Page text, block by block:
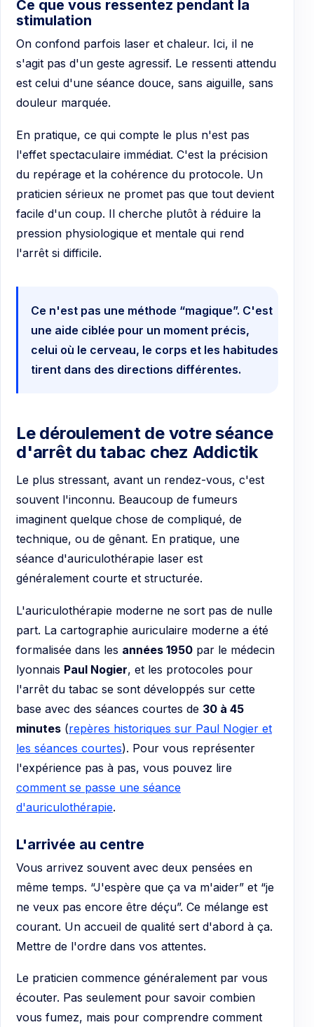
Ce que vous ressentez pendant la
stimulation
On confond parfois laser et chaleur. Ici, il ne
s'agit pas d'un geste agressif. Le ressenti attendu
est celui d'une séance douce, sans aiguille, sans
douleur marquée.
En pratique, ce qui compte le plus n'est pas
l'effet spectaculaire immédiat. C'est la précision
du repérage et la cohérence du protocole. Un
praticien sérieux ne promet pas que tout devient
facile d'un coup. Il cherche plutôt à réduire la
pression physiologique et mentale qui rend
l'arrêt si difficile.
Ce n'est pas une méthode “magique”. C'est
une aide ciblée pour un moment précis,
celui où le cerveau, le corps et les habitudes
tirent dans des directions différentes.
Le déroulement de votre séance
d'arrêt du tabac chez Addictik
Le plus stressant, avant un rendez-vous, c'est
souvent l'inconnu. Beaucoup de fumeurs
imaginent quelque chose de compliqué, de
technique, ou de gênant. En pratique, une
séance d'auriculothérapie laser est
généralement courte et structurée.
L'auriculothérapie moderne ne sort pas de nulle
part. La cartographie auriculaire moderne a été
formalisée dans les années 1950 par le médecin
lyonnais Paul Nogier, et les protocoles pour
l'arrêt du tabac se sont développés sur cette
base avec des séances courtes de 30 à 45
minutes (repères historiques sur Paul Nogier et
les séances courtes). Pour vous représenter
l'expérience pas à pas, vous pouvez lire
comment se passe une séance
d'auriculothérapie.
L'arrivée au centre
Vous arrivez souvent avec deux pensées en
même temps. “J'espère que ça va m'aider” et “je
ne veux pas encore être déçu”. Ce mélange est
courant. Un accueil de qualité sert d'abord à ça.
Mettre de l'ordre dans vos attentes.
Le praticien commence généralement par vous
écouter. Pas seulement pour savoir combien
vous fumez, mais pour comprendre comment